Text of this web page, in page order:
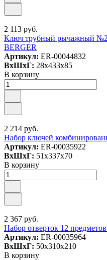
2 113 руб.
Ключ трубный рычажный
BERGER
Артикул: ER-00044832
ВxШxГ: 28x433x85
В корзину
2 214 руб.
Набор ключей
Артикул: ER-00035922
ВxШxГ: 51x337x70
В корзину
2 367 руб.
Набор отверток 12
Артикул: ER-00035964
ВxШxГ: 50x310x210
В корзину